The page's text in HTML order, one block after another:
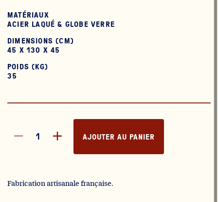
MATÉRIAUX
ACIER LAQUÉ & GLOBE VERRE
DIMENSIONS (CM)
45 X 130 X 45
POIDS (KG)
35
Fabrication artisanale française.
AJOUTER AU PANIER